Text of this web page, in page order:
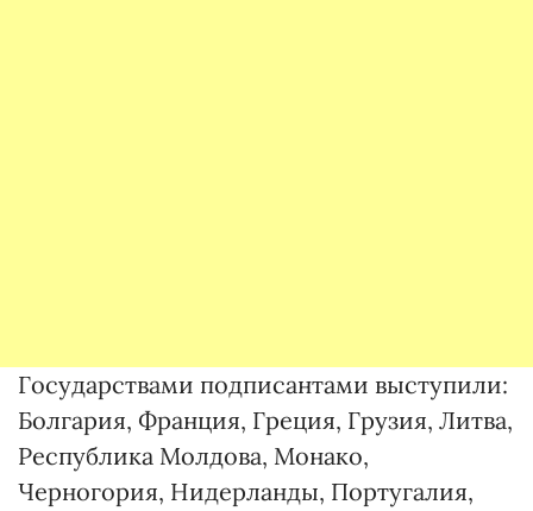
Государствами подписантами выступили:
Болгария, Франция, Греция, Грузия, Литва,
Республика Молдова, Монако,
Черногория, Нидерланды, Португалия,